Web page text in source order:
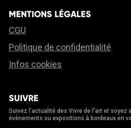
MENTIONS LÉGALES
CGU
Politique de confidentialité
Infos cookies
SUIVRE
Suivez l’actualité des Vivre de l’art et soyez
évènements ou expositions à bordeaux en